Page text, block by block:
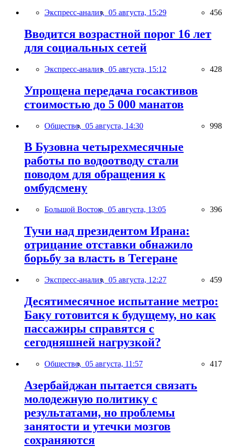
Экспресс-анализ, 05 августа, 15:29 456
Вводится возрастной порог 16 лет
для социальных сетей
Экспресс-анализ, 05 августа, 15:12 428
Упрощена передача госактивов
стоимостью до 5 000 манатов
Общество, 05 августа, 14:30 998
В Бузовна четырехмесячные
работы по водоотводу стали
поводом для обращения к
омбудсмену
Большой Восток, 05 августа, 13:05 396
Тучи над президентом Ирана:
отрицание отставки обнажило
борьбу за власть в Тегеране
Экспресс-анализ, 05 августа, 12:27 459
Десятимесячное испытание метро:
Баку готовится к будущему, но как
пассажиры справятся с
сегодняшней нагрузкой?
Общество, 05 августа, 11:57 417
Азербайджан пытается связать
молодежную политику с
результатами, но проблемы
занятости и утечки мозгов
сохраняются